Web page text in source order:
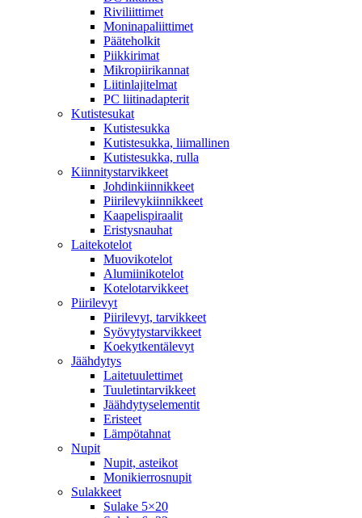
Riviliittimet
Moninapaliittimet
Pääteholkit
Piikkirimat
Mikropiirikannat
Liitinlajitelmat
PC liitinadapterit
Kutistesukat
Kutistesukka
Kutistesukka, liimallinen
Kutistesukka, rulla
Kiinnitystarvikkeet
Johdinkiinnikkeet
Piirilevykiinnikkeet
Kaapelispiraalit
Eristysnauhat
Laitekotelot
Muovikotelot
Alumiinikotelot
Kotelotarvikkeet
Piirilevyt
Piirilevyt, tarvikkeet
Syövytystarvikkeet
Koekytkentälevyt
Jäähdytys
Laitetuulettimet
Tuuletintarvikkeet
Jäähdytyselementit
Eristeet
Lämpötahnat
Nupit
Nupit, asteikot
Monikierrosnupit
Sulakkeet
Sulake 5×20